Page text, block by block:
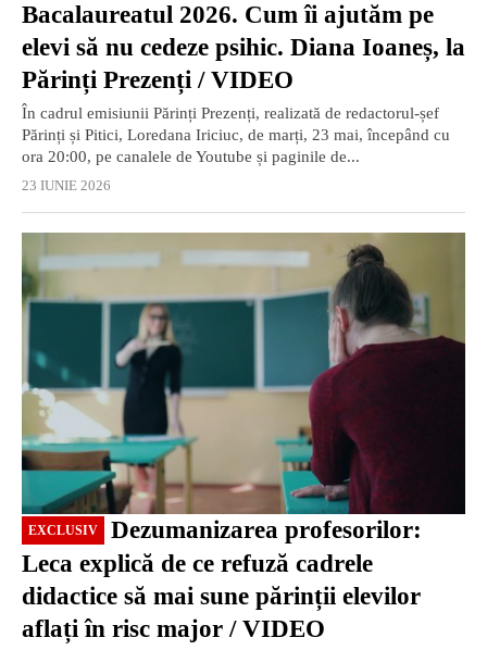
Bacalaureatul 2026. Cum îi ajutăm pe
elevi să nu cedeze psihic. Diana Ioaneș, la
Părinți Prezenți / VIDEO
În cadrul emisiunii Părinți Prezenți, realizată de redactorul-șef
Părinți și Pitici, Loredana Iriciuc, de marți, 23 mai, începând cu
ora 20:00, pe canalele de Youtube și paginile de...
23 IUNIE 2026
EXCLUSIV
Leca explică de ce refuză cadrele
didactice să mai sune părinții elevilor
aflați în risc major / VIDEO